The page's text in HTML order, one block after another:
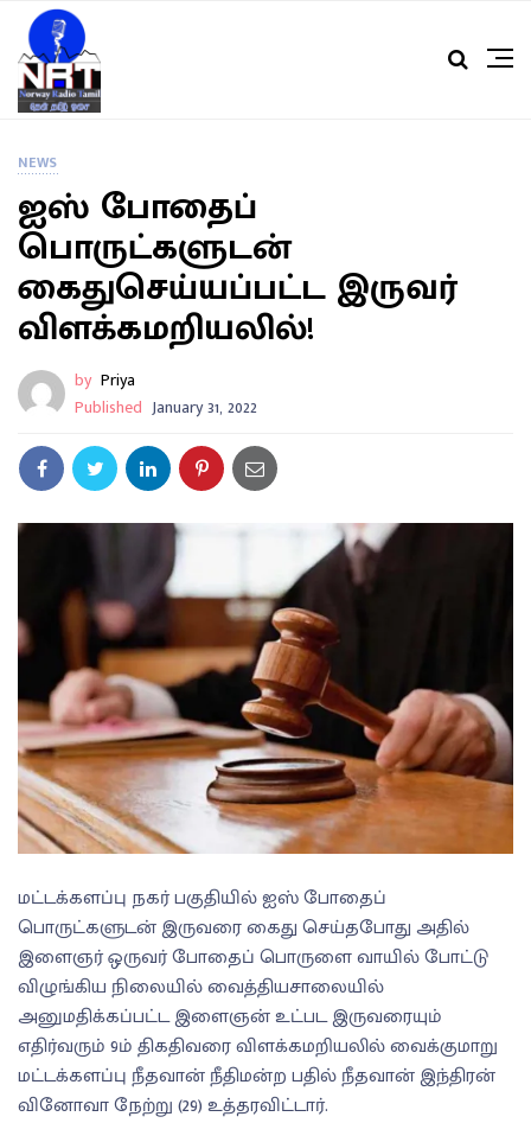
NEWS
ஐஸ் போதைப்
பொருட்களுடன்
கைதுசெய்யப்பட்ட இருவர்
விளக்கமறியலில்!
by Priya
Published January 31, 2022
மட்டக்களப்பு நகர் பகுதியில் ஐஸ் போதைப்
பொருட்களுடன் இருவரை கைது செய்தபோது அதில்
இளைஞர் ஒருவர் போதைப் பொருளை வாயில் போட்டு
விழுங்கிய நிலையில் வைத்தியசாலையில்
அனுமதிக்கப்பட்ட இளைஞன் உட்பட இருவரையும்
எதிர்வரும் 9ம் திகதிவரை விளக்கமறியலில் வைக்குமாறு
மட்டக்களப்பு நீதவான் நீதிமன்ற பதில் நீதவான் இந்திரன்
வினோவா நேற்று (29) உத்தரவிட்டார்.